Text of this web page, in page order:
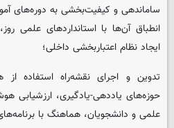
ساماندهی و کیفیت‌بخشی به دوره‌های
انطباق آن‌ها با استانداردهای علمی
ایجاد نظام اعتباربخشی داخلی؛
تدوین و اجرای نقشه‌راه استفاده
حوزه‌های یاددهی-یادگیری، ارزشیابی
علمی و دانشجویان، هماهنگ با